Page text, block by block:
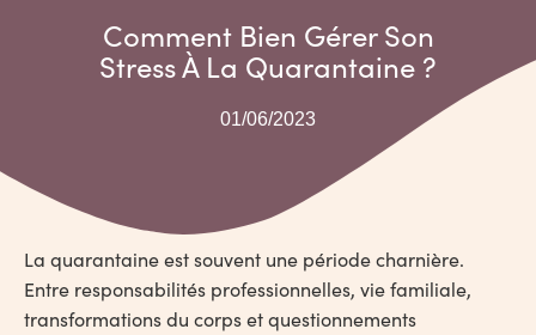
Comment Bien Gérer Son
Stress À La Quarantaine ?
01/06/2023
La quarantaine est souvent une période charnière.
Entre responsabilités professionnelles, vie familiale,
transformations du corps et questionnements